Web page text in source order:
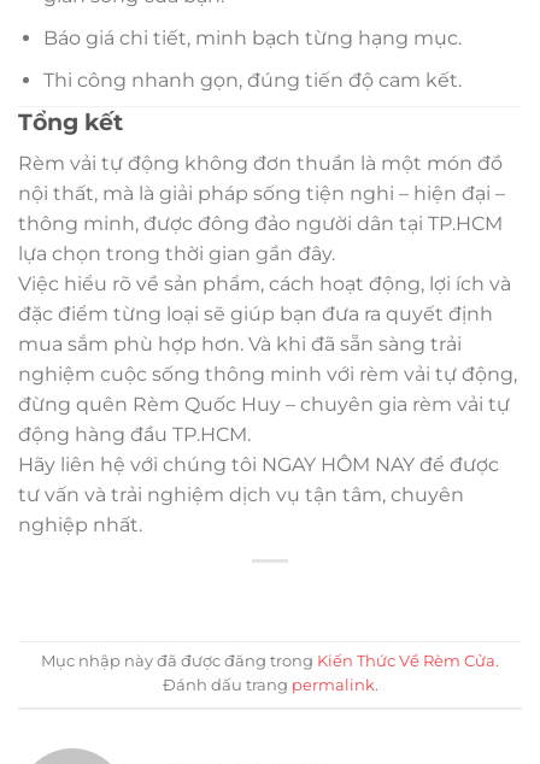
Báo giá chi tiết, minh bạch từng hạng mục.
Thi công nhanh gọn, đúng tiến độ cam kết.
Tổng kết
Rèm vải tự động không đơn thuần là một món đồ
nội thất, mà là giải pháp sống tiện nghi – hiện đại –
thông minh, được đông đảo người dân tại TP.HCM
lựa chọn trong thời gian gần đây.
Việc hiểu rõ về sản phẩm, cách hoạt động, lợi ích và
đặc điểm từng loại sẽ giúp bạn đưa ra quyết định
mua sắm phù hợp hơn. Và khi đã sẵn sàng trải
nghiệm cuộc sống thông minh với rèm vải tự động,
đừng quên Rèm Quốc Huy – chuyên gia rèm vải tự
động hàng đầu TP.HCM.
Hãy liên hệ với chúng tôi NGAY HÔM NAY để được
tư vấn và trải nghiệm dịch vụ tận tâm, chuyên
nghiệp nhất.
Mục nhập này đã được đăng trong Kiến Thức Về Rèm Cửa.
Đánh dấu trang permalink.